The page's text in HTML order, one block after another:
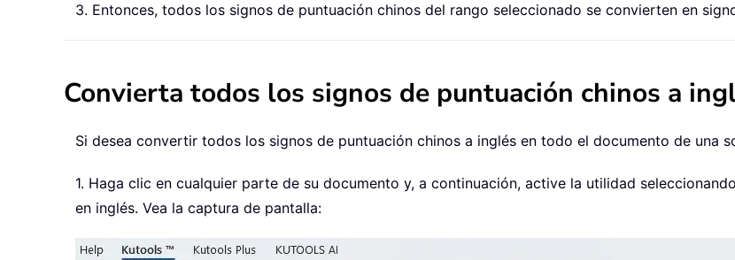
3. Entonces, todos los signos de puntuación chinos del rango seleccionado se convierten en
Convierta todos los signos de puntuación chinos a
Si desea convertir todos los signos de puntuación chinos a inglés en todo el documento de una
1. Haga clic en cualquier parte de su documento y, a continuación, active la utilidad
en inglés. Vea la captura de pantalla: